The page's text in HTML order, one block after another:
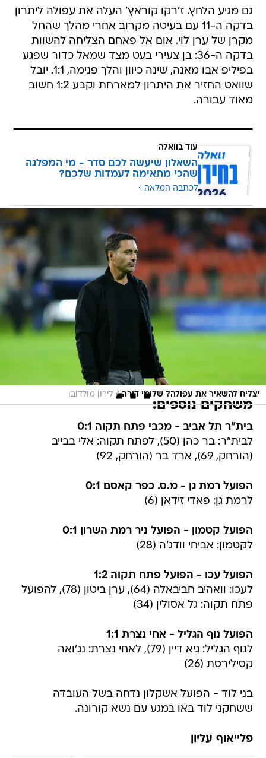
גם מגיע הלחץ. ז'רקו קוראץ' העלה את עפולה ליתרון
בדקה ה-11 עם בעיטה מקרוב אחרי מהלך שהחל
מקרן של ערן לוי. אום אל פאחם הצליחה להשוות
בדקה ה-36: בן צעירי בעט מצד שמאל כדור שפגע
בפיליפ אבו מאנה, שינה כיוון והלך פנימה, 1:1. יובל
שוואט החזיר את היתרון למארחת וקבע 1:2 חשוב
מאוד עבורה.
עוד בוואלה
השאלון שיעשה לכם סדר - מי המפלגה
שהכי מתאימה לעמדות שלכם?
לכתבה המלאה
יצליח להשאיר את עפולה? שלומי דורה / לירון מולדובן
משחקים נוספים:
בית"ר תל אביב - מכבי פתח תקוה 0:1
לבית"ר: בר כהן (50), לפתח תקוה: אלי בבייב
(הורחק, 69), ארד בר (הורחק, 92)
הפועל רמת גן - מ.ס. כפר קאסם 0:1
לרמת גן: פאדי זידאן (6)
הפועל קטמון - הפועל ניר רמת השרון 0:1
לקטמון: אביחי וודג'ה (28)
הפועל עכו - הפועל פתח תקוה 1:2
לעכו: וואהיב חביבאלה (64), ערן ביטון (78), להפועל
פתח תקוה: גל אסולין (34)
הפועל נוף הגליל - אחי נצרת 1:1
לנוף הגליל: גיא דיין (79), לאחי נצרת: נג'ואה
קסילירסת (26)
בני לוד - הפועל אשקלון נדחה בשל העובדה
ששחקני לוד באו במגע עם נשא קורונה.
פלייאוף עליון